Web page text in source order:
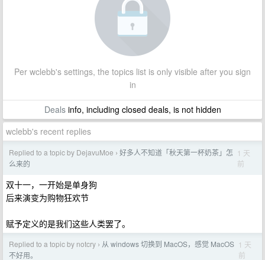
Per wclebb's settings, the topics list is only visible after you sign
in
Dealsinfo, including closed deals, is not hidden
wclebb's recent replies
Replied to a topic by DejavuMoe › 好多人不知道「秋天第一杯奶茶」怎
么来的
1 天
前
双十一，一开始是单身狗
后来演变为购物狂欢节
赋予定义的是我们这些人类罢了。
Replied to a topic by notcry › 从 windows 切换到 MacOS，感觉 MacOS
不好用。
1 天
前